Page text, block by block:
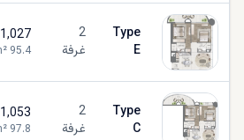
Type
E
2
غرفة
1,027
95.4
Type
C
2
غرفة
1,053
97.8